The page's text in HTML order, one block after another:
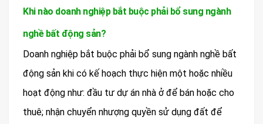
Khi nào doanh nghiệp bắt buộc phải bổ sung ngành
nghề bất động sản?
Doanh nghiệp bắt buộc phải bổ sung ngành nghề bất
động sản khi có kế hoạch thực hiện một hoặc nhiều
hoạt động như: đầu tư dự án nhà ở để bán hoặc cho
thuê; nhận chuyển nhượng quyền sử dụng đất để